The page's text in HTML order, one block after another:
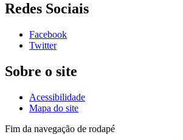
Redes Sociais
Facebook
Twitter
Sobre o site
Acessibilidade
Mapa do site
Fim da navegação de rodapé